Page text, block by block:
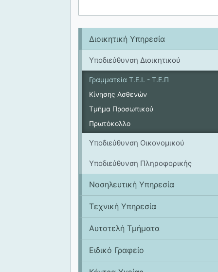
Διοικητική Υπηρεσία
Υποδιεύθυνση Διοικητικού
Γραμματεία Τ.Ε.Ι. - Τ.Ε.Π
Κίνησης Ασθενών
Τμήμα Προσωπικού
Πρωτόκολλο
Υποδιεύθυνση Οικονομικού
Υποδιεύθυνση Πληροφορικής
Νοσηλευτική Υπηρεσία
Tεχνική Υπηρεσία
Αυτοτελή Τμήματα
Ειδικό Γραφείο